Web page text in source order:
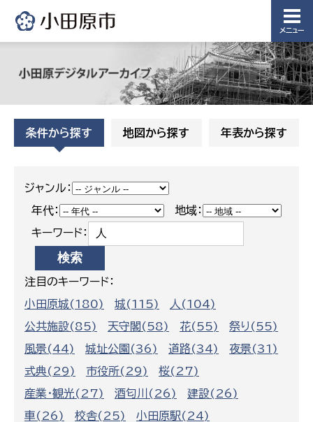
メニュー
備課
農業委
務局
農業委員
会事務局
議会局
議会総務
条件から探す 地図から探す 年表から探す
ジャンル：
年代：
地域：
キーワード：
注目のキーワード：
小田原城(180)
城(115)
人(104)
公共施設(85)
天守閣(58) 花(55)
祭り(55)
風景(44)
城址公園(36) 道路(34)
夜景(31)
式典(29)
市役所(29)
桜(27)
産業・観光(27)
酒匂川(26)
建設(26)
車(26)
校舎(25) 小田原駅(24)